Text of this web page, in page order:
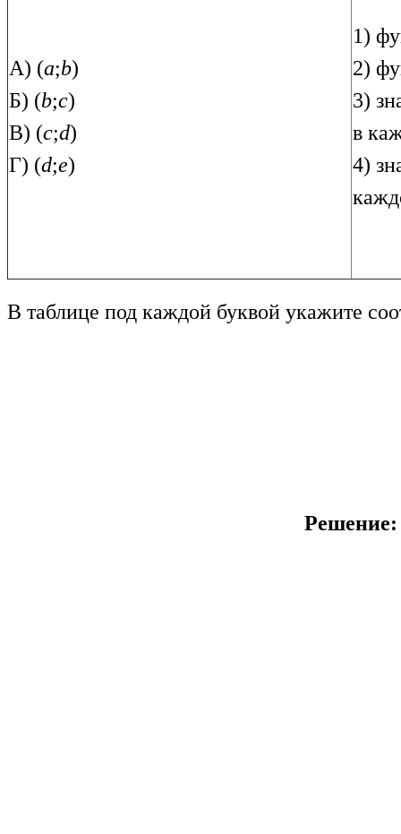
А) (a;b)
Б) (b;c)
В) (c;d)
Г) (d;e)
1)
2)
3)
в
4)
В таблице под каждой буквой укажите
Решение: